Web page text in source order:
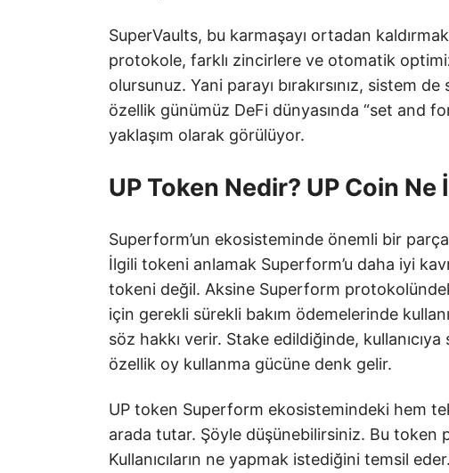
SuperVaults, bu karmaşayı ortadan
protokole, farklı zincirlere ve otomatik
olursunuz. Yani parayı bırakırsınız, sistem
özellik günümüz DeFi dünyasında “set and
yaklaşım olarak görülüyor.
UP Token Nedir? UP Coin Ne
Superform’un ekosisteminde önemli bir
İlgili tokeni anlamak Superform’u daha iyi
tokeni değil. Aksine Superform
için gerekli sürekli bakım ödemelerinde
söz hakkı verir. Stake edildiğinde,
özellik oy kullanma gücüne denk gelir.
UP token Superform ekosistemindeki hem
arada tutar. Şöyle düşünebilirsiniz. Bu token
Kullanıcıların ne yapmak istediğini temsil